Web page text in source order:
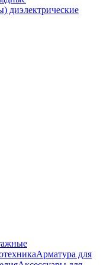
диэлектрические
Арматура для